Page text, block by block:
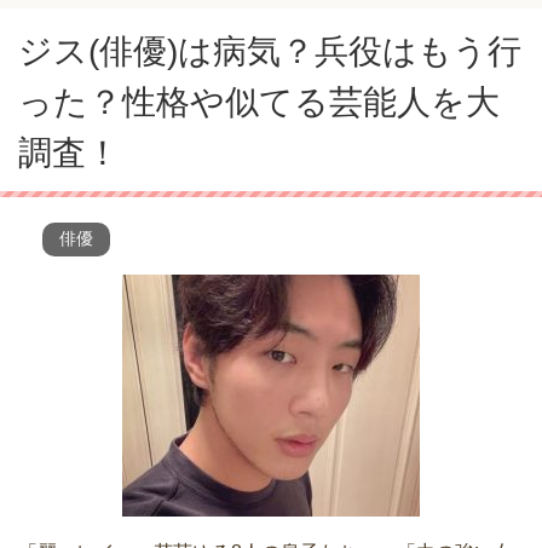
ジス(俳優)は病気？兵役はもう行
った？性格や似てる芸能人を大
調査！
俳優